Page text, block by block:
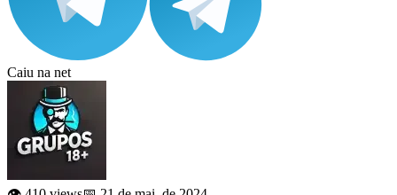
Caiu na net